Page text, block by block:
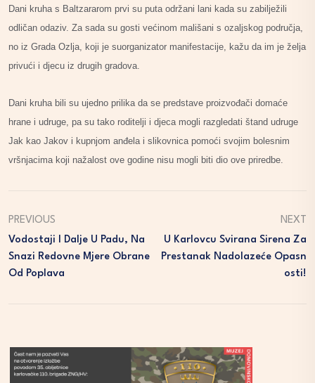
Dani kruha s Baltzararom prvi su puta održani lani kada su zabilježili
odličan odaziv. Za sada su gosti većinom mališani s ozaljskog područja,
no iz Grada Ozlja, koji je suorganizator manifestacije, kažu da im je želja
privući i djecu iz drugih gradova.
Dani kruha bili su ujedno prilika da se predstave proizvođači domaće
hrane i udruge, pa su tako roditelji i djeca mogli razgledati štand udruge
Jak kao Jakov i kupnjom anđela i slikovnica pomoći svojim bolesnim
vršnjacima koji nažalost ove godine nisu mogli biti dio ove priredbe.
PREVIOUS
Vodostaji I Dalje U Padu, Na
Snazi Redovne Mjere Obrane
Od Poplava
NEXT
U Karlovcu Svirana Sirena Za
Prestanak Nadolazeće Opasn
Osti!